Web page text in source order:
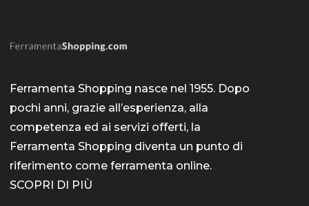
Ferramenta Shopping nasce nel 1955. Dopo
pochi anni, grazie all’esperienza, alla
competenza ed ai servizi offerti, la
Ferramenta Shopping diventa un punto di
riferimento come ferramenta online.
SCOPRI DI PIÙ